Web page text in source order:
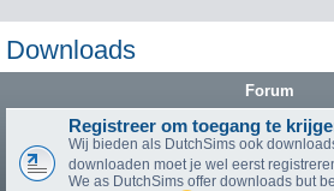
Downloads
Forum
Registreer om toegang te
Wij bieden als DutchSims ook
downloaden moet je wel eerst
We as DutchSims offer downloads but